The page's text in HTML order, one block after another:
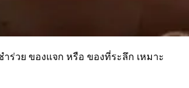
ร่วย ของแจก หรือ ของที่ระลึก เหมาะ